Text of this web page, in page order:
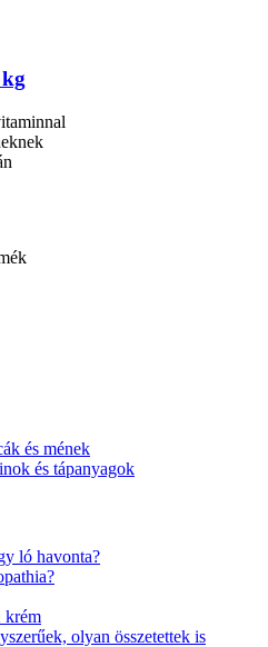
és mének
és tápanyagok
ló havonta?
krém
olyan összetettek is